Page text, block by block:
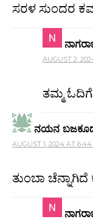
ಸರಳ ಸುಂದರ
AUGUST 2,
ತಮ್ಮ ಓದಿಗೆ
ನಯನ
AUGUST 1, 2024 AT
ತುಂಬಾ